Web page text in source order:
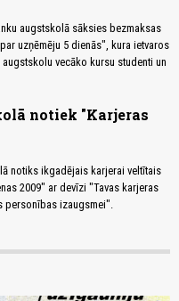
augstskolā sāksies bezmaksas
uzņēmēju 5 dienās", kura ietvaros
vecāko kursu studenti un
notiek "Karjeras
notiks ikgadējais karjerai veltītais
2009" ar devīzi "Tavas karjeras
personības izaugsmei".